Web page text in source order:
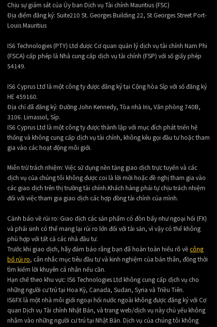
Chịu sự giám sát của Ủy ban Dịch vụ Tài chính Mauritius (FSC)
Địa điểm đăng ký: Suite210 St. Georges Building 22, St Georges Street Port-
Louis Mauritius
IS6 Technologies (PTY) Ltd được Cơ quan quản lý dịch vụ tài chính Nam Phi
(FSCA) cấp phép là Nhà cung cấp dịch vụ tài chính (FSP) với số giấy phép
54149.
IS6 Cyprus Ltd là một công ty được đăng ký tại Cộng hòa Síp với số đăng ký
HE 459160.
Địa chỉ đã đăng ký: Đường John Kennedy, Tòa nhà Iris, Văn phòng 740B,
3106. Limassol, Síp.
IS6 Cyprus Ltd là một công ty được thành lập với mục đích phát triển hệ
thống và không cung cấp dịch vụ tài chính, không kêu gọi đầu tư hoặc tham
gia vào các hoạt động môi giới.
Miễn trừ trách nhiệm: Việc sử dụng nền tảng giao dịch trực tuyến và các
dịch vụ của chúng tôi không được coi là lời mời hoặc đề nghị tham gia vào
các giao dịch trên thị trường tài chính.Khách hàng phải tự chịu trách nhiệm
đối với việc tham gia giao dịch các hợp đồng tài chính của mình.
Cảnh báo về rủi ro: Giao dịch các sản phẩm có đòn bẩy như ngoại hối (FX)
và phái sinh có thể mang lại rủi ro lớn đối với tài sản, vì vậy có thể không
phù hợp với tất cả các nhà đầu tư.
Trước khi giao dịch, hãy đảm bảo rằng bạn đã hoàn toàn hiểu rõ về công
bố rủi ro, cân nhắc mục tiêu đầu tư và kinh nghiệm của bản thân, đồng thời
tìm kiếm lời khuyên cá nhân nếu cần.
Hạn chế theo khu vực: IS6 Technologies Ltd không cung cấp dịch vụ cho
những người cư trú tại Hoa Kỳ, Canada, Sudan, Syria và Triều Tiên.
IS6FX là một nhà môi giới ngoại hối nước ngoài không được đăng ký với Cơ
quan Dịch vụ Tài chính Nhật Bản, và trang web/dịch vụ này chủ yếu không
nhằm vào những người cư trú tại Nhật Bản. Dịch vụ của chúng tôi không